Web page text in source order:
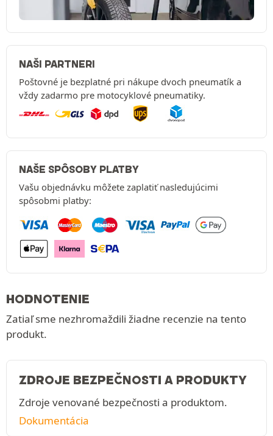
NAŠI PARTNERI
Poštovné je bezplatné pri nákupe dvoch pneumatík a
vždy zadarmo pre motocyklové pneumatiky.
NAŠE SPÔSOBY PLATBY
Vašu objednávku môžete zaplatiť nasledujúcimi
spôsobmi platby:
HODNOTENIE
Zatiaľ sme nezhromaždili žiadne recenzie na tento
produkt.
ZDROJE BEZPEČNOSTI A PRODUKTY
Zdroje venované bezpečnosti a produktom.
Dokumentácia